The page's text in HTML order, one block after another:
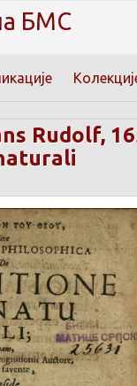
БМС
Rudolf,